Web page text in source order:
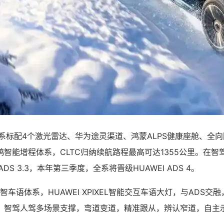
标配4个激光雷达、华为途灵渠道、鸿蒙ALPS健康座舱、全
智能增程体系，CLTC归纳续航路程最高可达1355公里。在智
3.3，本年第三季度，全系将晋级HUAWEI ADS 4。
车语体系，HUAWEI XPIXEL智能交互车语大灯，与ADS交
智驾人驾多场景支撑，弯道变道，精准跟从，辨认窄道，自主